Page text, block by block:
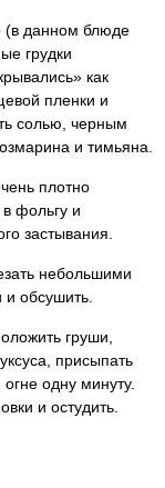
(в данном блюде
грудки
как
пленки и
солью, черным
и тимьяна.
плотно
в фольгу и
застывания.
небольшими
обсушить.
груши,
присыпать
одну минуту.
и остудить.